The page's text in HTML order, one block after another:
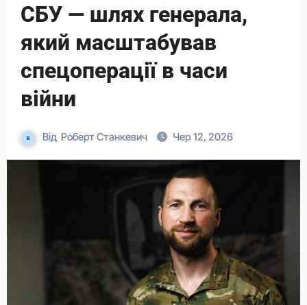
СБУ — шлях генерала,
який масштабував
спецоперації в часи
війни
Від Роберт Станкевич Чер 12, 2026